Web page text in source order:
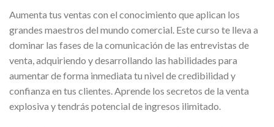
Aumenta tus ventas con el conocimiento que aplican los
grandes maestros del mundo comercial. Este curso te lleva a
dominar las fases de la comunicación de las entrevistas de
venta, adquiriendo y desarrollando las habilidades para
aumentar de forma inmediata tu nivel de credibilidad y
confianza en tus clientes. Aprende los secretos de la venta
explosiva y tendrás potencial de ingresos ilimitado.